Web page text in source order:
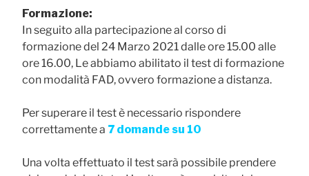
Formazione:
In seguito alla partecipazione al corso di
formazione del 24 Marzo 2021 dalle ore 15.00 alle
ore 16.00, Le abbiamo abilitato il test di formazione
con modalità FAD, ovvero formazione a distanza.
Per superare il test è necessario rispondere
correttamente a 7 domande su 10
Una volta effettuato il test sarà possibile prendere